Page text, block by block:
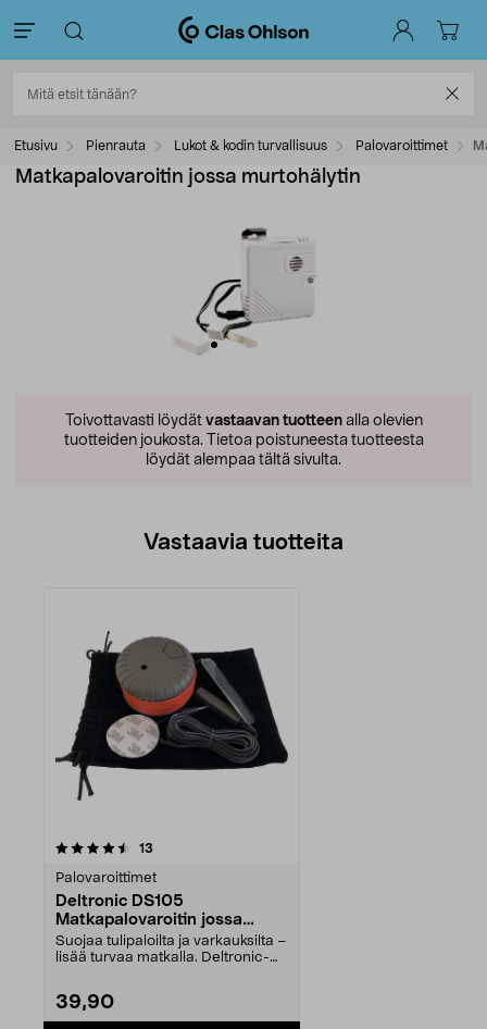
Etusivu Pienrauta Lukot & kodin turvallisuus Palovaroittimet
Matkapalovaroitin jossa murtohälytin
Toivottavasti löydät vastaavan tuotteenalla olevien
tuotteiden joukosta. Tietoa poistuneesta tuotteesta
löydät alempaa tältä sivulta.
Vastaavia tuotteita
13
Palovaroittimet
Deltronic DS105
Matkapalovaroitin jossa
murtohälytin
Suojaa tulipaloilta ja varkauksilta –
lisää turvaa matkalla. Deltronic-
39,90